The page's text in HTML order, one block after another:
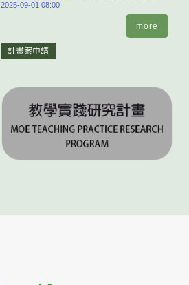
113學年度學術研究暨產官學合作績
2025-09-01 08:00
more
計畫案申請